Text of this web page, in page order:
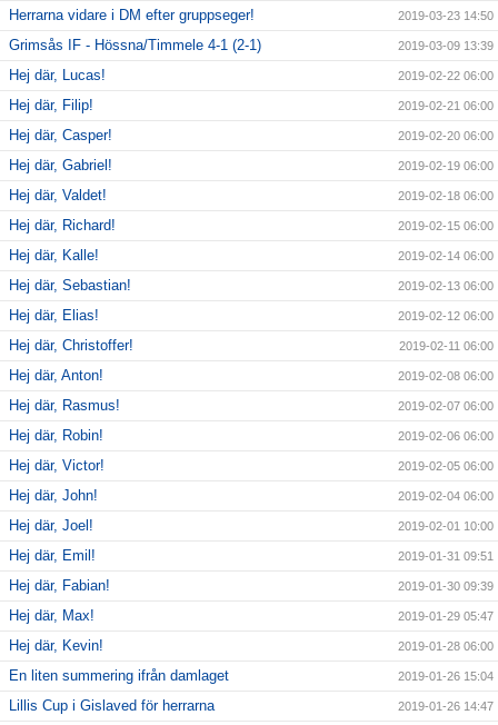
Herrarna vidare i DM efter gruppseger! 2019-03-23 14:50
Grimsås IF - Hössna/Timmele 4-1 (2-1) 2019-03-09 13:39
Hej där, Lucas! 2019-02-22 06:00
Hej där, Filip! 2019-02-21 06:00
Hej där, Casper! 2019-02-20 06:00
Hej där, Gabriel! 2019-02-19 06:00
Hej där, Valdet! 2019-02-18 06:00
Hej där, Richard! 2019-02-15 06:00
Hej där, Kalle! 2019-02-14 06:00
Hej där, Sebastian! 2019-02-13 06:00
Hej där, Elias! 2019-02-12 06:00
Hej där, Christoffer! 2019-02-11 06:00
Hej där, Anton! 2019-02-08 06:00
Hej där, Rasmus! 2019-02-07 06:00
Hej där, Robin! 2019-02-06 06:00
Hej där, Victor! 2019-02-05 06:00
Hej där, John! 2019-02-04 06:00
Hej där, Joel! 2019-02-01 10:00
Hej där, Emil! 2019-01-31 09:51
Hej där, Fabian! 2019-01-30 09:39
Hej där, Max! 2019-01-29 05:47
Hej där, Kevin! 2019-01-28 06:00
En liten summering ifrån damlaget 2019-01-26 15:04
Lillis Cup i Gislaved för herrarna 2019-01-26 14:47